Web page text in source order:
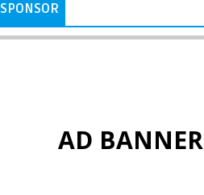
SPONSOR
AD BANNER